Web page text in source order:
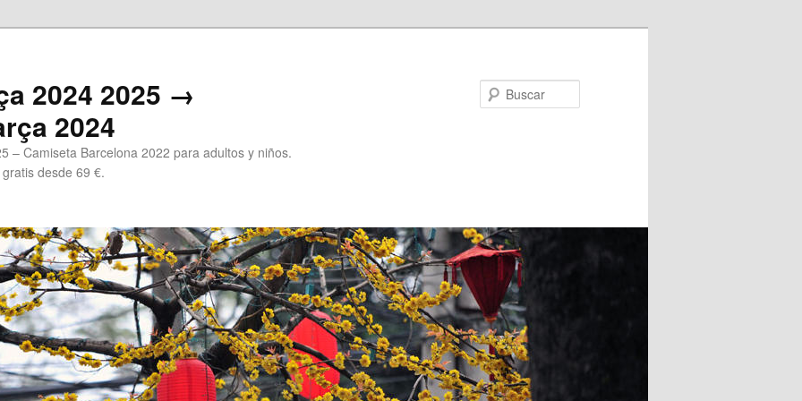
2024 2025 →
2024
– Camiseta Barcelona 2022 para adultos y niños.
desde 69 €.